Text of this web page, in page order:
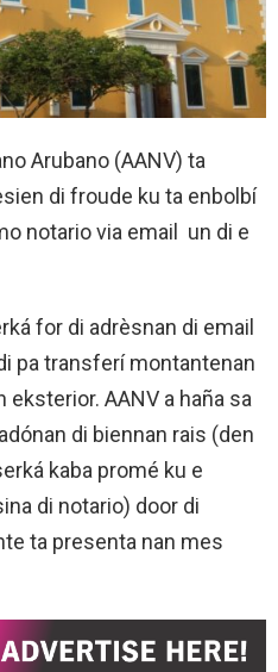
Arubano (AANV) ta
di froude ku ta enbolbí
notario via email un di e
for di adrèsnan di email
pa transferí montantenan
eksterior. AANV a haña sa
di biennan rais (den
kaba promé ku e
di notario) door di
ta presenta nan mes